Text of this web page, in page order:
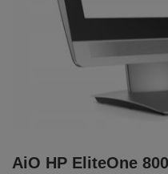
AiO HP EliteOne